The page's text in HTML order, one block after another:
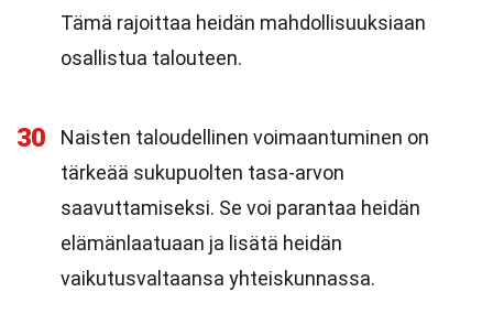
Tämä rajoittaa heidän mahdollisuuksiaan
osallistua talouteen.
30
Naisten taloudellinen voimaantuminen on
tärkeää sukupuolten tasa-arvon
saavuttamiseksi. Se voi parantaa heidän
elämänlaatuaan ja lisätä heidän
vaikutusvaltaansa yhteiskunnassa.